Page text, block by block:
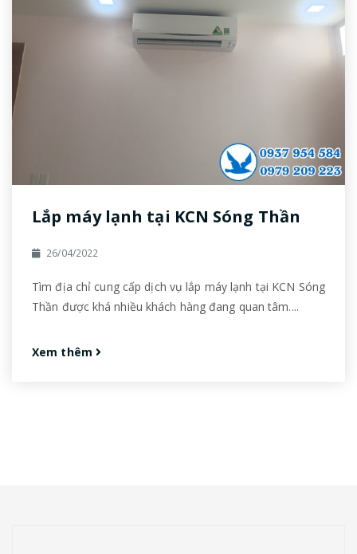
Lắp máy lạnh tại KCN Sóng Thần
26/04/2022
Tìm địa chỉ cung cấp dịch vụ lắp máy lạnh tại KCN Sóng
Thần được khá nhiều khách hàng đang quan tâm....
Xem thêm